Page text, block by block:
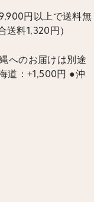
円以上で送料無
送料1,320円）
へのお届けは別途
道：+1,500円 ●沖